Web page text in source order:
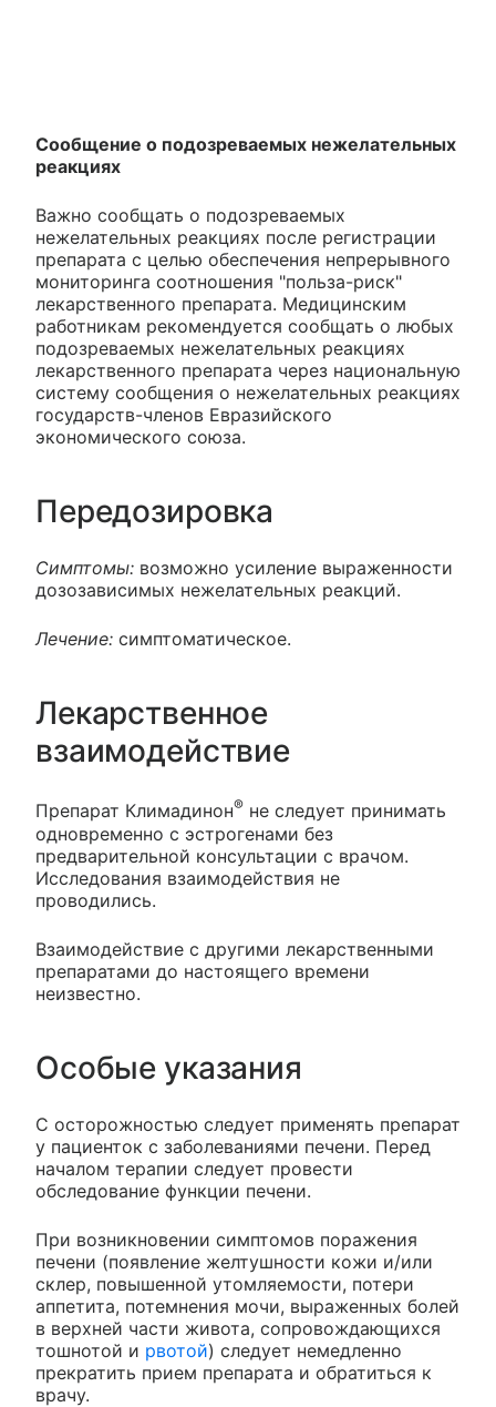
Сообщение о подозреваемых нежелательных
реакциях
Важно сообщать о подозреваемых
нежелательных реакциях после регистрации
препарата с целью обеспечения непрерывного
мониторинга соотношения "польза-риск"
лекарственного препарата. Медицинским
работникам рекомендуется сообщать о любых
подозреваемых нежелательных реакциях
лекарственного препарата через национальную
систему сообщения о нежелательных реакциях
государств-членов Евразийского
экономического союза.
Передозировка
Симптомы: возможно усиление выраженности
дозозависимых нежелательных реакций.
Лечение: симптоматическое.
Лекарственное
взаимодействие
Препарат Климадинон® не следует принимать
одновременно с эстрогенами без
предварительной консультации с врачом.
Исследования взаимодействия не
проводились.
Взаимодействие с другими лекарственными
препаратами до настоящего времени
неизвестно.
Особые указания
С осторожностью следует применять препарат
у пациенток с заболеваниями печени. Перед
началом терапии следует провести
обследование функции печени.
При возникновении симптомов поражения
печени (появление желтушности кожи и/или
склер, повышенной утомляемости, потери
аппетита, потемнения мочи, выраженных болей
в верхней части живота, сопровождающихся
тошнотой и рвотой) следует немедленно
прекратить прием препарата и обратиться к
врачу.